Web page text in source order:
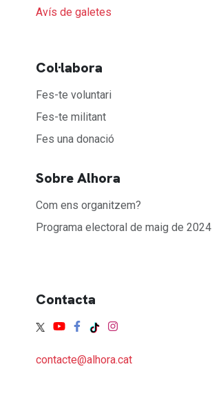
Avís de galetes
Col·labora
Fes-te voluntari
Fes-te militant
Fes una donació
Sobre Alhora
Com ens organitzem?
Programa electoral de maig de 2024
Contacta
contacte@alhora.cat